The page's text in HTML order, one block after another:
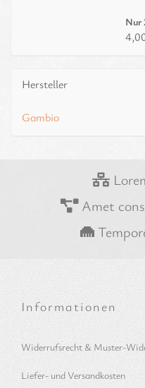
Nur
Hersteller
Gambio
Amet
Informationen
Widerrufsrecht & Muster-
Liefer- und Versandkosten